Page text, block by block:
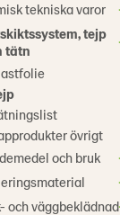
tekniska varor
tejp
tätn
övrigt
och bruk
och väggbeklädnad